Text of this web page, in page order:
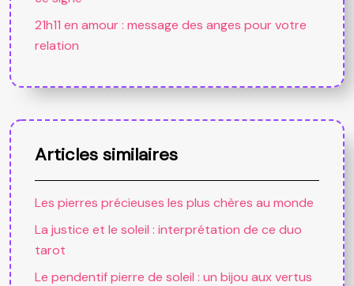
21h11 en amour : message des anges pour votre
relation
Articles similaires
Les pierres précieuses les plus chères au monde
La justice et le soleil : interprétation de ce duo
tarot
Le pendentif pierre de soleil : un bijou aux vertus